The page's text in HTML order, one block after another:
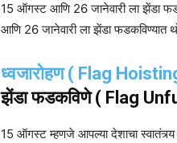
15 ऑगस्ट आणि 26 जानेवारी ला झेंडा
आणि 26 जानेवारी ला झेंडा फडकविण्यात
ध्वजारोहण ( Flag
झेंडा फडकविणे ( Flag
15 ऑगस्ट म्हणजे आपल्या देशाचा